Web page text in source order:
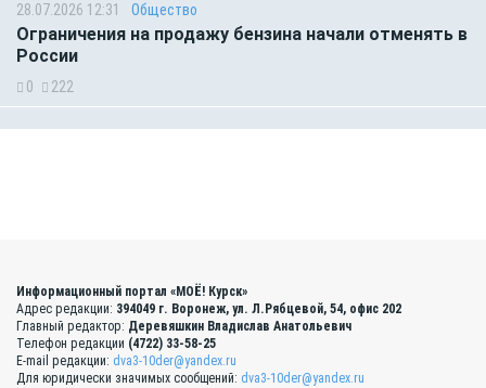
28.07.2026 12:31 Общество
Ограничения на продажу бензина начали отменять в
России
0 222
Информационный портал «МОЁ! Курск»
Адрес редакции: 394049 г. Воронеж, ул. Л.Рябцевой, 54, офис 202
Главный редактор: Деревяшкин Владислав Анатольевич
Телефон редакции (4722) 33-58-25
E-mail редакции: dva3-10der@yandex.ru
Для юридически значимых сообщений: dva3-10der@yandex.ru